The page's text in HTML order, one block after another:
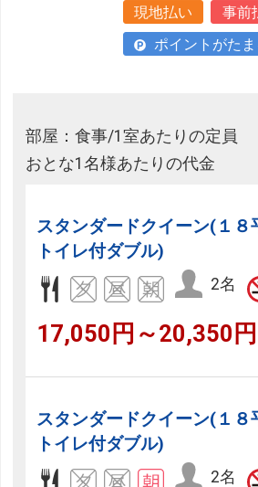
現地払い
事前
ポイントがたま
部屋：食事/1室あたりの定員
おとな1名様あたりの代金
スタンダードクイーン(１８
トイレ付ダブル)
2名
17,050円～20,350円
スタンダードクイーン(１８
トイレ付ダブル)
2名